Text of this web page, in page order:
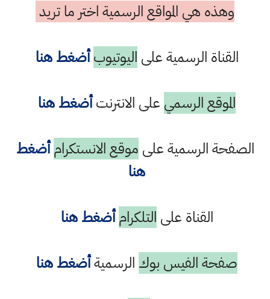
وهذه هي المواقع الرسمية اختر ما تريد
القناة الرسمية على اليوتيوب أضغط هنا
الموقع الرسمي على الانترنتأضغط هنا
الصفحة الرسمية على موقع الانستكرام أضغط
هنا
القناة على التلكرام أضغط هنا
صفحة الفيس بوك الرسميةأضغط هنا